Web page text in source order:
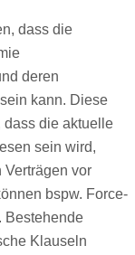
dass die
deren
kann. Diese
dass die aktuelle
sein wird,
Verträgen vor
bspw. Force-
Bestehende
Klauseln